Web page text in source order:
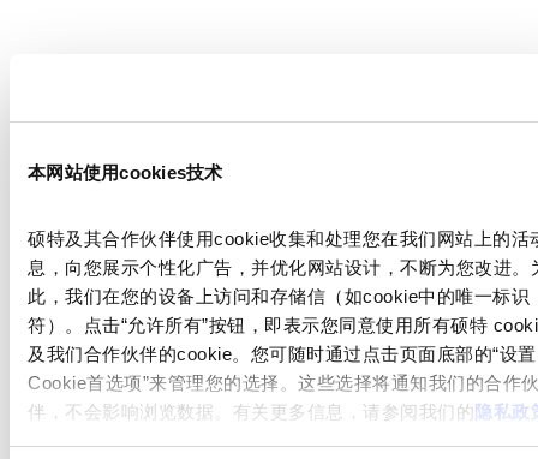
本网站使用cookies技术
硕特及其合作伙伴使用cookie收集和处理您在我们网站上的活
息，向您展示个性化广告，并优化网站设计，不断为您改进。
此，我们在您的设备上访问和存储信（如cookie中的唯一标识
符）。点击“允许所有”按钮，即表示您同意使用所有硕特
及我们合作伙伴的cookie。您可随时通过点击页面底部的“设置
Cookie首选项”来管理您的选择。这些选择将通知我们的合作
伴，不会影响浏览数据。有关更多信息，请参阅我们的隐私政